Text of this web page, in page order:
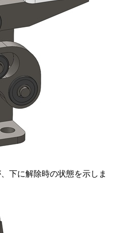
下に解除時の状態を示しま